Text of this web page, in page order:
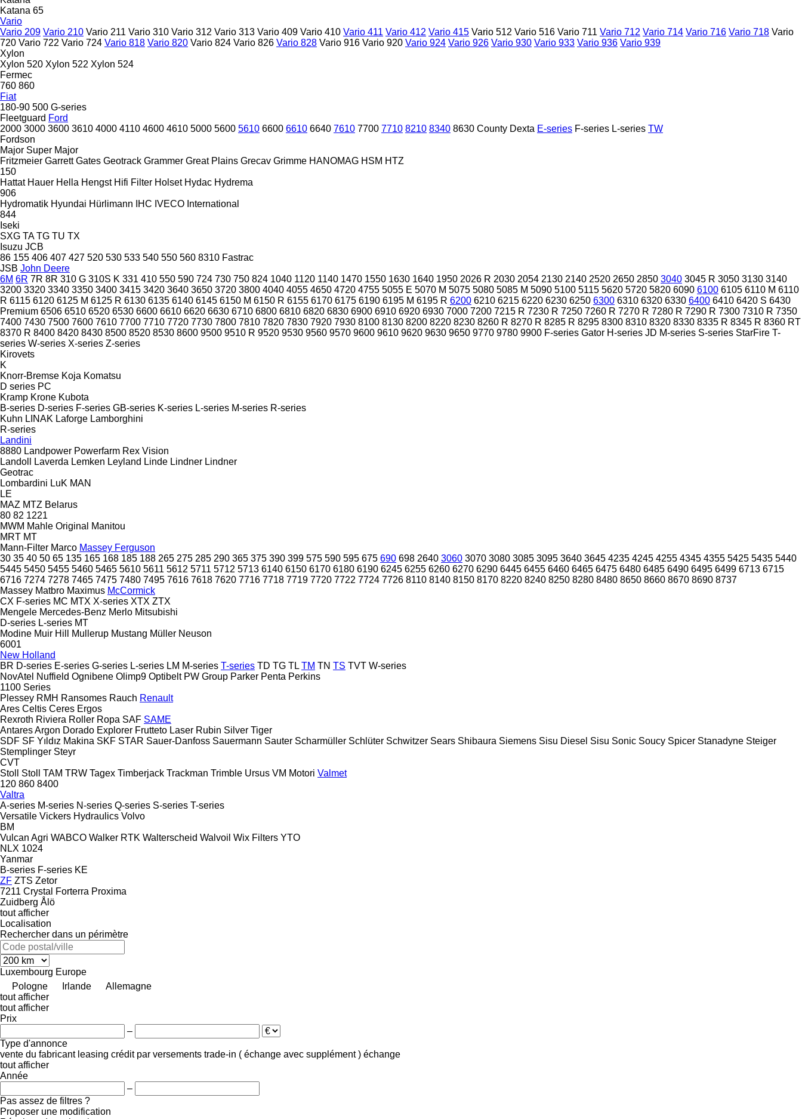
Katana 65
Vario
Vario 209 Vario 210 Vario 211 Vario 310 Vario 312 Vario 313 Vario 409 Vario 410 Vario 411 Vario 412 Vario 415 Vario 512 Vario 516 Vario 711 Vario 712 Vario 714 Vario 716 Vario 718 Vario
720 Vario 722 Vario 724 Vario 818 Vario 820 Vario 824 Vario 826 Vario 828 Vario 916 Vario 920 Vario 924 Vario 926 Vario 930 Vario 933 Vario 936 Vario 939
Xylon
Xylon 520 Xylon 522 Xylon 524
Fermec
760 860
Fiat
180-90 500 G-series
Fleetguard Ford
2000 3000 3600 3610 4000 4110 4600 4610 5000 5600 5610 6600 6610 6640 7610 7700 7710 8210 8340 8630 County Dexta E-series F-series L-series TW
Fordson
Major Super Major
Fritzmeier Garrett Gates Geotrack Grammer Great Plains Grecav Grimme HANOMAG HSM HTZ
150
Hattat Hauer Hella Hengst Hifi Filter Holset Hydac Hydrema
906
Hydromatik Hyundai Hürlimann IHC IVECO International
844
Iseki
SXG TA TG TU TX
Isuzu JCB
86 155 406 407 427 520 530 533 540 550 560 8310 Fastrac
JSB John Deere
6M 6R 7R 8R 310 G 310S K 331 410 550 590 724 730 750 824 1040 1120 1140 1470 1550 1630 1640 1950 2026 R 2030 2054 2130 2140 2520 2650 2850 3040 3045 R 3050 3130 3140
3200 3320 3340 3350 3400 3415 3420 3640 3650 3720 3800 4040 4055 4650 4720 4755 5055 E 5070 M 5075 5080 5085 M 5090 5100 5115 5620 5720 5820 6090 6100 6105 6110 M 6110
R 6115 6120 6125 M 6125 R 6130 6135 6140 6145 6150 M 6150 R 6155 6170 6175 6190 6195 M 6195 R 6200 6210 6215 6220 6230 6250 6300 6310 6320 6330 6400 6410 6420 S 6430
Premium 6506 6510 6520 6530 6600 6610 6620 6630 6710 6800 6810 6820 6830 6900 6910 6920 6930 7000 7200 7215 R 7230 R 7250 7260 R 7270 R 7280 R 7290 R 7300 7310 R 7350
7400 7430 7500 7600 7610 7700 7710 7720 7730 7800 7810 7820 7830 7920 7930 8100 8130 8200 8220 8230 8260 R 8270 R 8285 R 8295 8300 8310 8320 8330 8335 R 8345 R 8360 RT
8370 R 8400 8420 8430 8500 8520 8530 8600 9500 9510 R 9520 9530 9560 9570 9600 9610 9620 9630 9650 9770 9780 9900 F-series Gator H-series JD M-series S-series StarFire T-
series W-series X-series Z-series
Kirovets
K
Knorr-Bremse Koja Komatsu
D series PC
Kramp Krone Kubota
B-series D-series F-series GB-series K-series L-series M-series R-series
Kuhn LINAK Laforge Lamborghini
R-series
Landini
8880 Landpower Powerfarm Rex Vision
Landoll
Laverda Lemken Leyland Linde Lindner Lindner
Geotrac
Lombardini LuK MAN
LE
MAZ MTZ Belarus
80 82 1221
MWM Mahle Original
Manitou
MRT MT
Mann-Filter Marco Massey Ferguson
30 35 40 50 65 135 165 168 185 188 265 275 285 290 365 375 390 399 575 590 595 675 690 698 2640 3060 3070 3080 3085 3095 3640 3645 4235 4245 4255 4345 4355 5425 5435 5440
5445 5450 5455 5460 5465 5610 5611 5612 5711 5712 5713 6140 6150 6170 6180 6190 6245 6255 6260 6270 6290 6445 6455 6460 6465 6475 6480 6485 6490 6495 6499 6713 6715
6716 7274 7278 7465 7475 7480 7495 7616 7618 7620 7716 7718 7719 7720 7722 7724 7726 8110 8140 8150 8170 8220 8240 8250 8280 8480 8650 8660 8670 8690 8737
Massey Matbro Maximus McCormick
CX F-series MC MTX X-series XTX ZTX
Mengele Mercedes-Benz Merlo Mitsubishi
D-series L-series MT
Modine Muir Hill Mullerup Mustang Müller Neuson
6001
New Holland
BR D-series E-series G-series L-series LM M-series T-series TD TG TL TM TN TS TVT W-series
NovAtel Nuffield Ognibene Olimp9 Optibelt PW Group Parker Penta Perkins
1100 Series
Plessey RMH Ransomes Rauch Renault
Ares Celtis Ceres Ergos
Rexroth Riviera Roller Ropa SAF SAME
AntaresArgon Dorado Explorer Frutteto Laser Rubin Silver Tiger
SDF SF Yıldız Makina SKF STAR Sauer-Danfoss Sauermann Sauter Scharmüller Schlüter Schwitzer Sears Shibaura Siemens Sisu Diesel Sisu Sonic Soucy Spicer Stanadyne Steiger
Stemplinger Steyr
CVT
Stoll
Stoll TAM TRW Tagex Timberjack Trackman Trimble Ursus VM Motori Valmet
120 860 8400
Valtra
A-series M-series N-series Q-series S-series T-series
Versatile Vickers Hydraulics Volvo
BM
Vulcan Agri WABCO Walker RTK Walterscheid Walvoil Wix Filters YTO
NLX 1024
Yanmar
B-series F-series KE
ZF ZTS Zetor
7211 Crystal Forterra Proxima
Zuidberg Ålö
tout afficher
Localisation
Rechercher dans un périmètre
Luxembourg Europe
Pologne
Irlande
Allemagne
tout afficher
tout afficher
Prix
–
Type d'annonce
vente du fabricant leasing crédit par versements trade-in ( échange avec supplément ) échange
tout afficher
Année
–
Pas assez de filtres ?
Proposer une modification